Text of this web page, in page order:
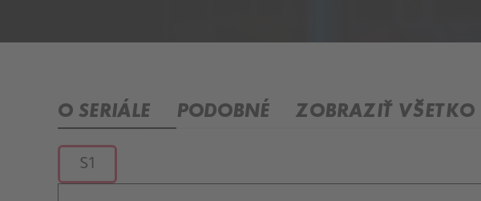
O SERIÁLE PODOBNÉ ZOBRAZIŤ VŠETKO
S1